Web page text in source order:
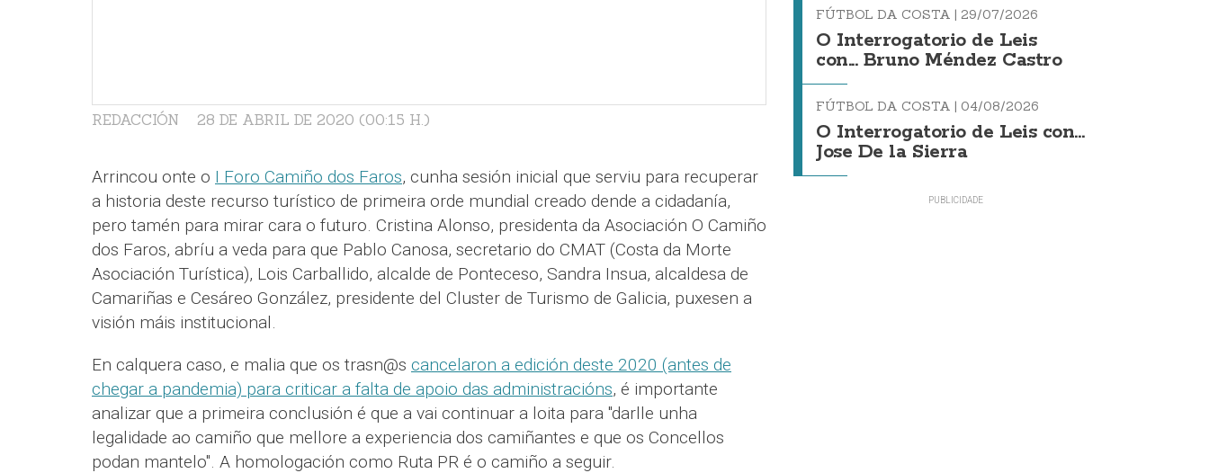
28 DE ABRIL DE 2020 (00:15 H.)
REDACCIÓN
Arrincou onte o I Foro Camiño dos Faros, cunha sesión inicial que serviu para recuperar
a historia deste recurso turístico de primeira orde mundial creado dende a cidadanía,
pero tamén para mirar cara o futuro. Cristina Alonso, presidenta da Asociación O Camiño
dos Faros, abríu a veda para que Pablo Canosa, secretario do CMAT (Costa da Morte
Asociación Turística), Lois Carballido, alcalde de Ponteceso, Sandra Insua, alcaldesa de
Camariñas e Cesáreo González, presidente del Cluster de Turismo de Galicia, puxesen a
visión máis institucional.
En calquera caso, e malia que os trasn@s cancelaron a edición deste 2020 (antes de
chegar a pandemia) para criticar a falta de apoio das administracións, é importante
analizar que a primeira conclusión é que a vai continuar a loita para "darlle unha
legalidade ao camiño que mellore a experiencia dos camiñantes e que os Concellos
podan mantelo". A homologación como Ruta PR é o camiño a seguir.
FÚTBOL DA COSTA | 29/07/2026
O Interrogatorio de Leis
con... Bruno Méndez Castro
FÚTBOL DA COSTA | 04/08/2026
O Interrogatorio de Leis con...
Jose De la Sierra